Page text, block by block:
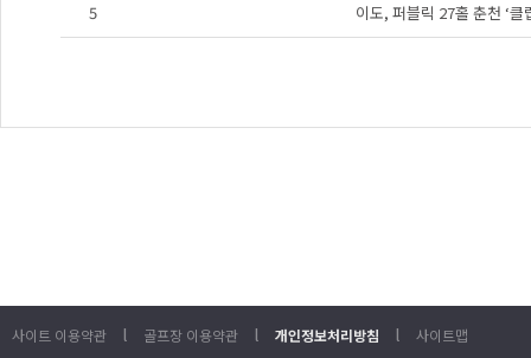
5 이도, 퍼블릭 27홀 춘천 ‘
사이트 이용약관 l 골프장 이용약관 l 개인정보처리방침 l 사이트맵